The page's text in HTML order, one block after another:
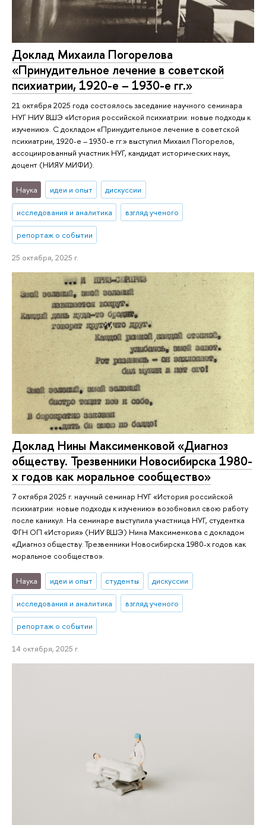
Доклад Михаила Погорелова
«Принудительное лечение в советской
психиатрии, 1920-е – 1930-е гг.»
21 октября 2025 года состоялось заседание научного семинара
НУГ НИУ ВШЭ «История российской психиатрии: новые подходы к
изучению». С докладом «Принудительное лечение в советской
психиатрии, 1920-е – 1930-е гг.» выступил Михаил Погорелов,
ассоциированный участник НУГ, кандидат исторических наук,
доцент (НИЯУ МИФИ).
Наука идеи и опыт дискуссии
исследования и аналитика взгляд ученого
репортаж о событии
25 октября, 2025 г.
Доклад Нины Максименковой «Диагноз
обществу. Трезвенники Новосибирска 1980-
х годов как моральное сообщество»
7 октября 2025 г. научный семинар НУГ «История российской
психиатрии: новые подходы к изучению» возобновил свою работу
после каникул. На семинаре выступила участница НУГ, студентка
ФГН ОП «История» (НИУ ВШЭ) Нина Максименкова с докладом
«Диагноз обществу. Трезвенники Новосибирска 1980-х годов как
моральное сообщество».
Наука идеи и опыт студенты дискуссии
исследования и аналитика взгляд ученого
репортаж о событии
14 октября, 2025 г.